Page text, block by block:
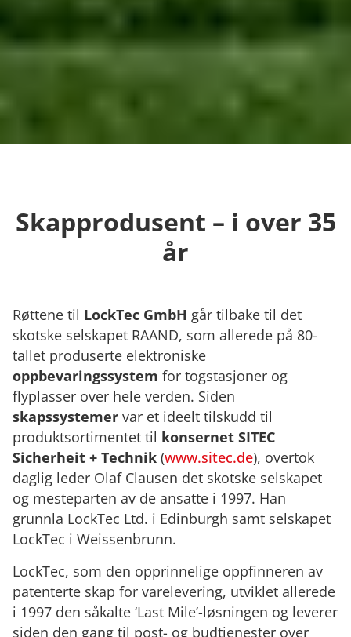
Skap­produsent – i over 35
år
Røttene til LockTec GmbH går tilbake til det
skotske selskapet RAAND, som allerede på 80-
tallet produserte elektroniske
oppbevaringssystem for togstasjoner og
flyplasser over hele verden. Siden
skapssystemer var et ideelt tilskudd til
produktsortimentet til konsernet SITEC
Sicherheit + Technik (www.sitec.de), overtok
daglig leder Olaf Clausen det skotske selskapet
og mesteparten av de ansatte i 1997. Han
grunnla LockTec Ltd. i Edinburgh samt selskapet
LockTec i Weissenbrunn.
LockTec, som den opprinnelige oppfinneren av
patenterte skap for varelevering, utviklet allerede
i 1997 den såkalte ‘Last Mile’-løsningen og leverer
siden den gang til post- og budtjenester over